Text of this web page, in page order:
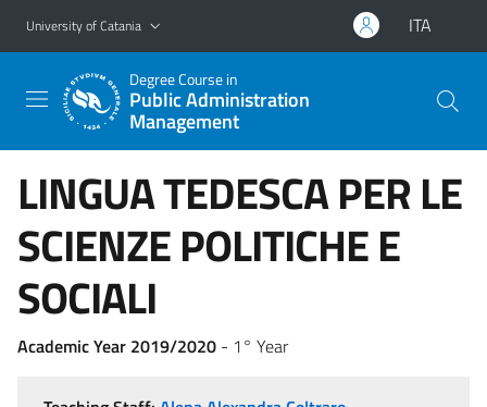
Go to main content
Go to navigation menu
University of Catania ITA
Degree Course in
Public Administration
Management
LINGUA TEDESCA PER LE
SCIENZE POLITICHE E
SOCIALI
Academic Year 2019/2020 - 1° Year